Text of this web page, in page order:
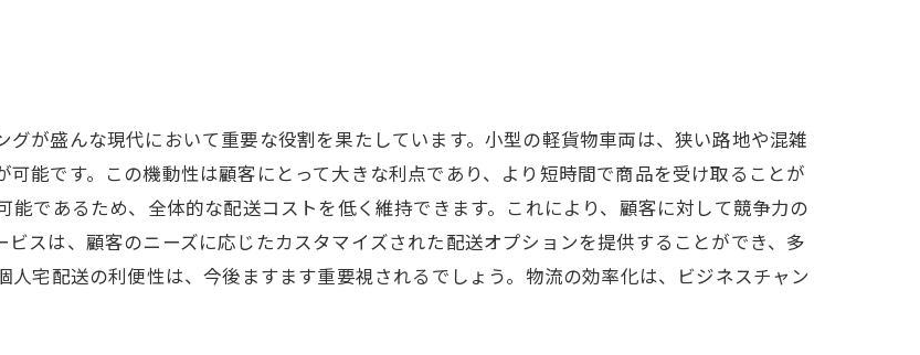
が盛んな現代において重要な役割を果たしています。小型の軽貨物車両は、狭い路地や混雑
能です。この機動性は顧客にとって大きな利点であり、より短時間で商品を受け取ることが
であるため、全体的な配送コストを低く維持できます。これにより、顧客に対して競争力の
スは、顧客のニーズに応じたカスタマイズされた配送オプションを提供することができ、多
宅配送の利便性は、今後ますます重要視されるでしょう。物流の効率化は、ビジネスチャン